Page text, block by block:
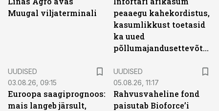
Muugal viljaterminali
peaaegu kahekordistus,
kasumlikkust toetasid
ka uued
põllumajandusettevõtted
UUDISED
03.08.26, 09:15
Euroopa saagiprognoos:
mais langeb järsult,
UUDISED
05.08.26, 11:17
Rahvusvaheline fond
paisutab Bioforce’i